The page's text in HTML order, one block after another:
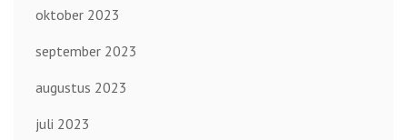
oktober 2023
september 2023
augustus 2023
juli 2023